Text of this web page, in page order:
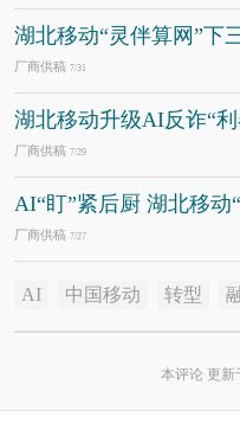
湖北移动“灵伴算网”下
厂商供稿 7/31
湖北移动升级AI反诈“
厂商供稿 7/29
AI“盯”紧后厨 湖北移
厂商供稿 7/27
AI 中国移动 转型
本评论 更新